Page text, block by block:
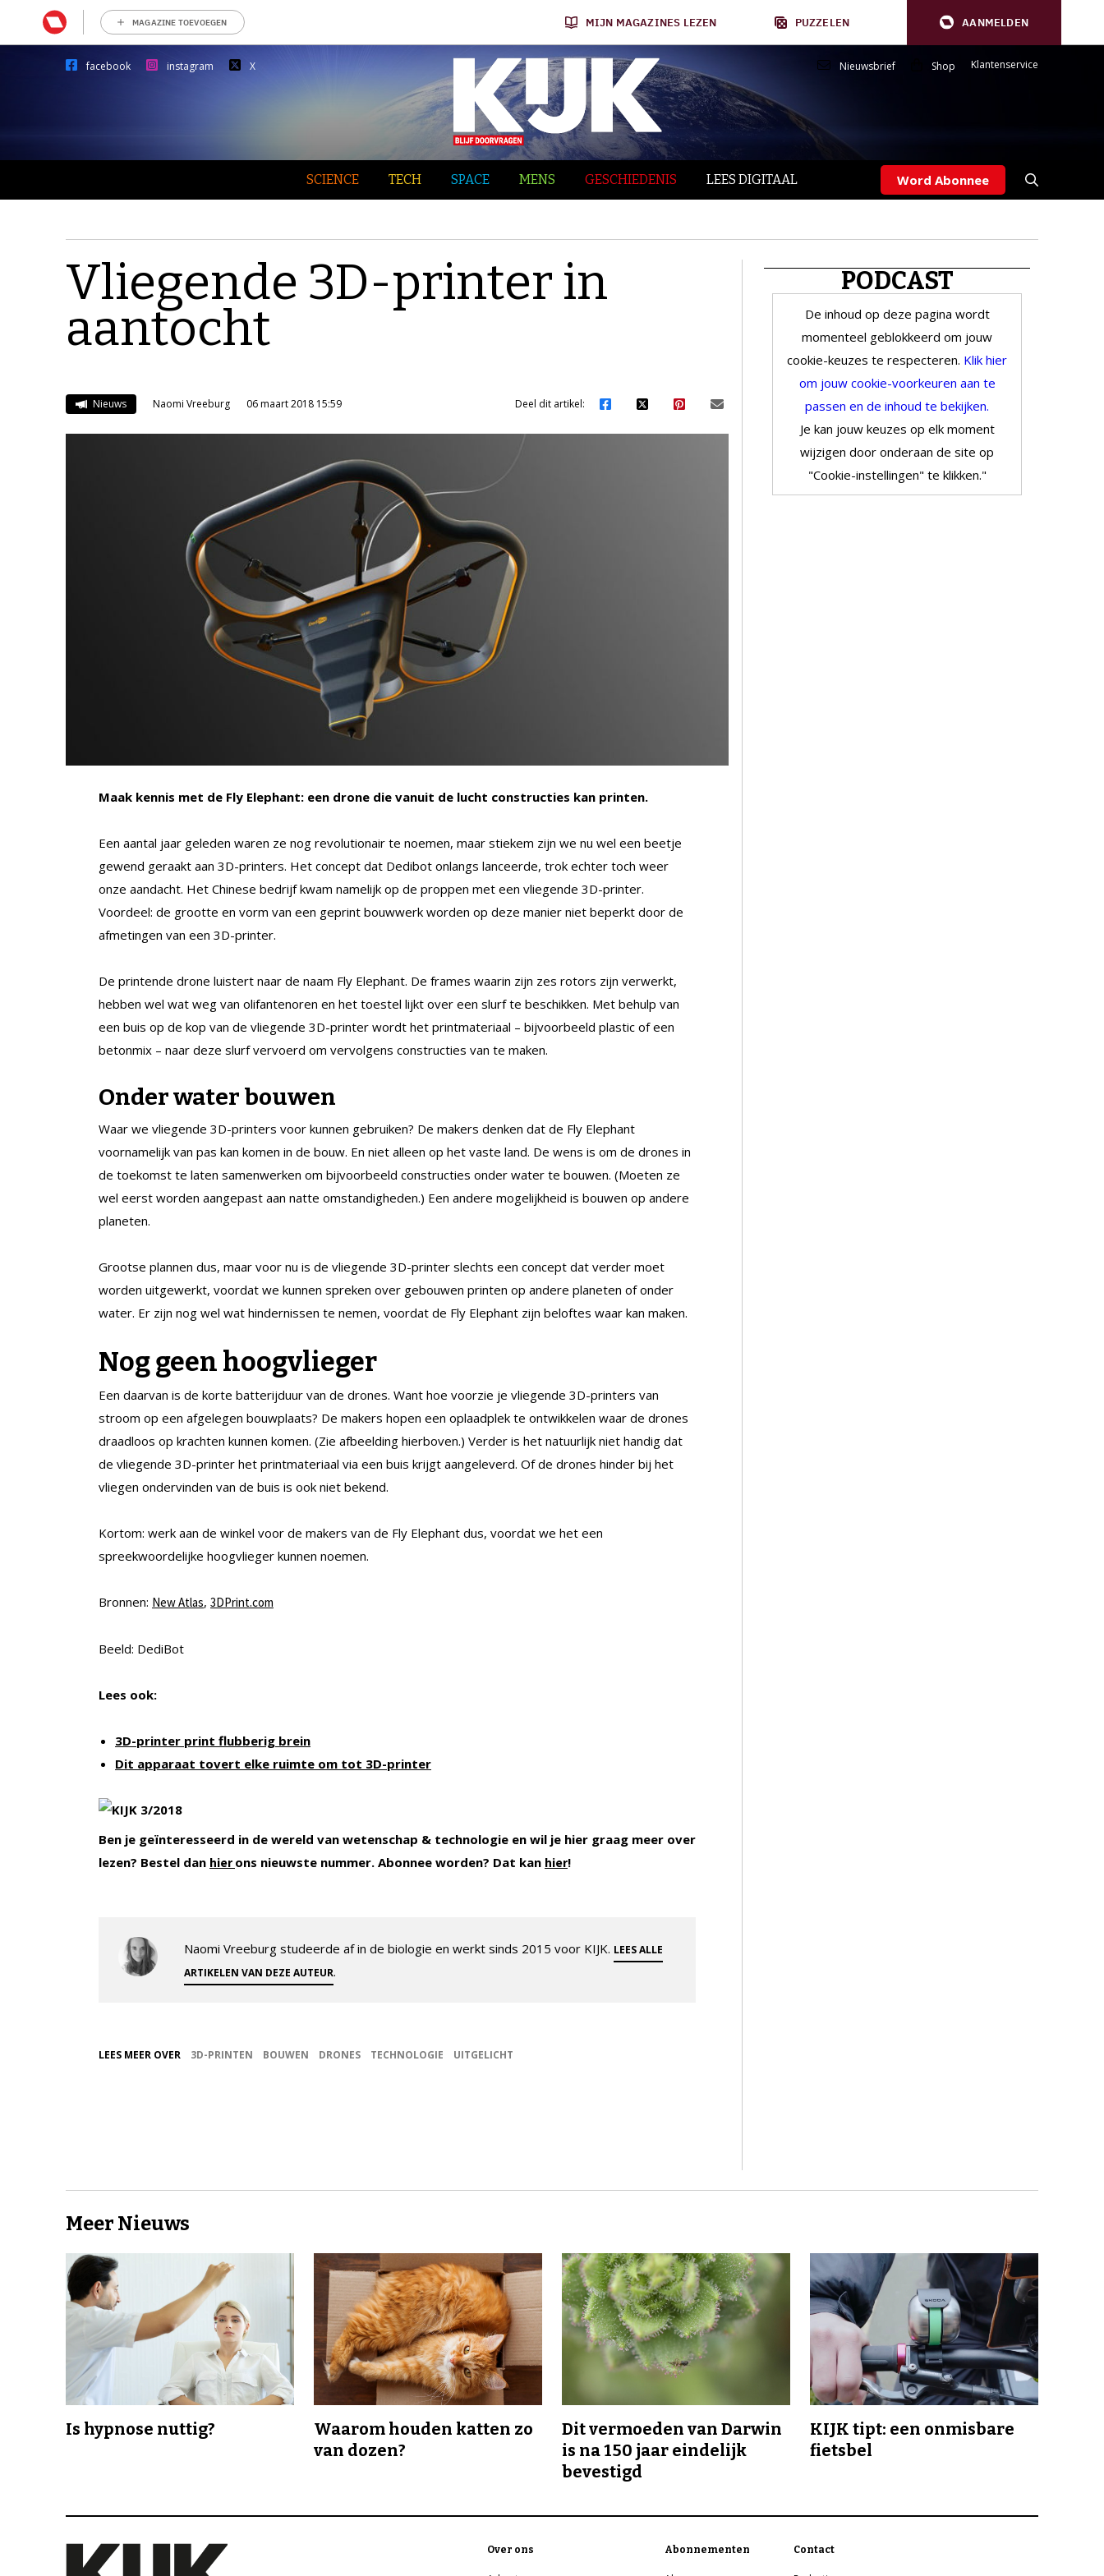
MAGAZINE TOEVOEGEN MIJN MAGAZINES LEZEN PUZZELEN AANMELDEN
facebook instagram X Nieuwsbrief Shop Klantenservice
SCIENCE TECH SPACE MENS GESCHIEDENIS LEES DIGITAAL Word Abonnee
Vliegende 3D-printer in
aantocht
Nieuws Naomi Vreeburg 06 maart 2018 15:59 Deel dit artikel:
Maak kennis met de Fly Elephant: een drone die vanuit de lucht constructies kan printen.
Een aantal jaar geleden waren ze nog revolutionair te noemen, maar stiekem zijn we nu wel een beetje
gewend geraakt aan 3D-printers. Het concept dat Dedibot onlangs lanceerde, trok echter toch weer
onze aandacht. Het Chinese bedrijf kwam namelijk op de proppen met een vliegende 3D-printer.
Voordeel: de grootte en vorm van een geprint bouwwerk worden op deze manier niet beperkt door de
afmetingen van een 3D-printer.
De printende drone luistert naar de naam Fly Elephant. De frames waarin zijn zes rotors zijn verwerkt,
hebben wel wat weg van olifantenoren en het toestel lijkt over een slurf te beschikken. Met behulp van
een buis op de kop van de vliegende 3D-printer wordt het printmateriaal – bijvoorbeeld plastic of een
betonmix – naar deze slurf vervoerd om vervolgens constructies van te maken.
Onder water bouwen
Waar we vliegende 3D-printers voor kunnen gebruiken? De makers denken dat de Fly Elephant
voornamelijk van pas kan komen in de bouw. En niet alleen op het vaste land. De wens is om de drones in
de toekomst te laten samenwerken om bijvoorbeeld constructies onder water te bouwen. (Moeten ze
wel eerst worden aangepast aan natte omstandigheden.) Een andere mogelijkheid is bouwen op andere
planeten.
Grootse plannen dus, maar voor nu is de vliegende 3D-printer slechts een concept dat verder moet
worden uitgewerkt, voordat we kunnen spreken over gebouwen printen op andere planeten of onder
water. Er zijn nog wel wat hindernissen te nemen, voordat de Fly Elephant zijn beloftes waar kan maken.
Nog geen hoogvlieger
Een daarvan is de korte batterijduur van de drones. Want hoe voorzie je vliegende 3D-printers van
stroom op een afgelegen bouwplaats? De makers hopen een oplaadplek te ontwikkelen waar de drones
draadloos op krachten kunnen komen. (Zie afbeelding hierboven.) Verder is het natuurlijk niet handig dat
de vliegende 3D-printer het printmateriaal via een buis krijgt aangeleverd. Of de drones hinder bij het
vliegen ondervinden van de buis is ook niet bekend.
Kortom: werk aan de winkel voor de makers van de Fly Elephant dus, voordat we het een
spreekwoordelijke hoogvlieger kunnen noemen.
Bronnen: New Atlas, 3DPrint.com
Beeld: DediBot
Lees ook:
3D-printer print flubberig brein
Dit apparaat tovert elke ruimte om tot 3D-printer
Ben je geïnteresseerd in de wereld van wetenschap & technologie en wil je hier graag meer over
lezen? Bestel dan hier ons nieuwste nummer. Abonnee worden? Dat kan hier!
Naomi Vreeburg studeerde af in de biologie en werkt sinds 2015 voor KIJK. LEES ALLE
ARTIKELEN VAN DEZE AUTEUR.
LEES MEER OVER 3D-PRINTEN BOUWEN DRONES TECHNOLOGIE UITGELICHT
PODCAST
De inhoud op deze pagina wordt
momenteel geblokkeerd om jouw
cookie-keuzes te respecteren. Klik hier
om jouw cookie-voorkeuren aan te
passen en de inhoud te bekijken.
Je kan jouw keuzes op elk moment
wijzigen door onderaan de site op
"Cookie-instellingen" te klikken."
Meer Nieuws
Is hypnose nuttig?
Waarom houden katten zo
van dozen?
Dit vermoeden van Darwin
is na 150 jaar eindelijk
bevestigd
KIJK tipt: een onmisbare
fietsbel
Over ons Abonnementen Contact